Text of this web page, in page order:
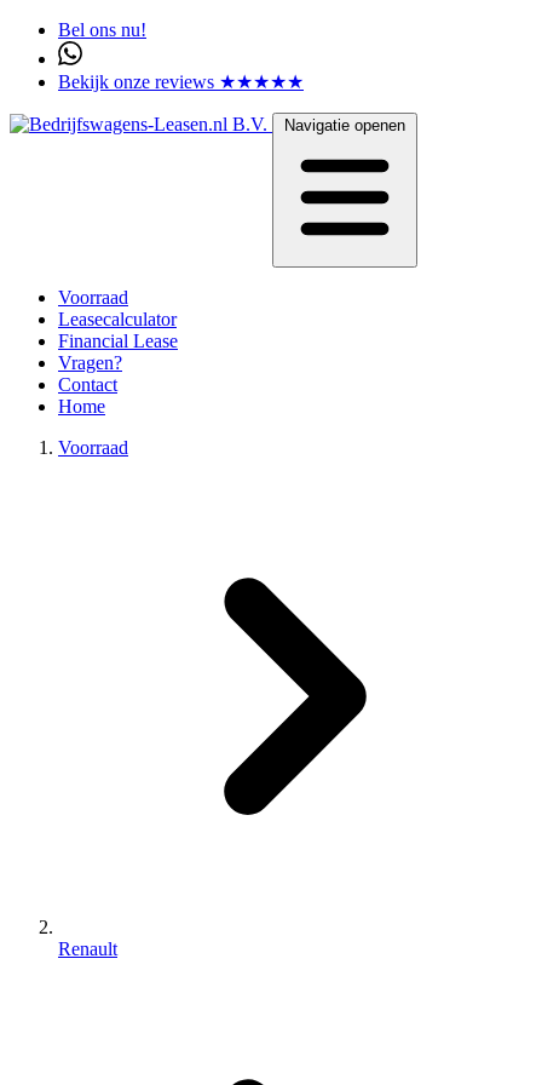
Bel ons nu!
Bekijk onze reviews ★★★★★
Navigatie openen
Voorraad
Leasecalculator
Financial Lease
Vragen?
Contact
Home
Voorraad
Renault